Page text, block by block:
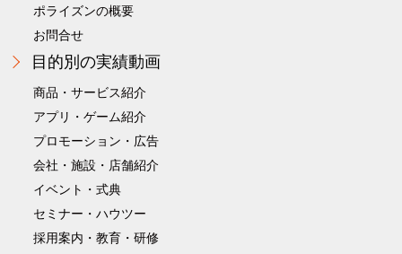
ポライズンの概要
お問合せ
目的別の実績動画
商品・サービス紹介
アプリ・ゲーム紹介
プロモーション・広告
会社・施設・店舗紹介
イベント・式典
セミナー・ハウツー
採用案内・教育・研修